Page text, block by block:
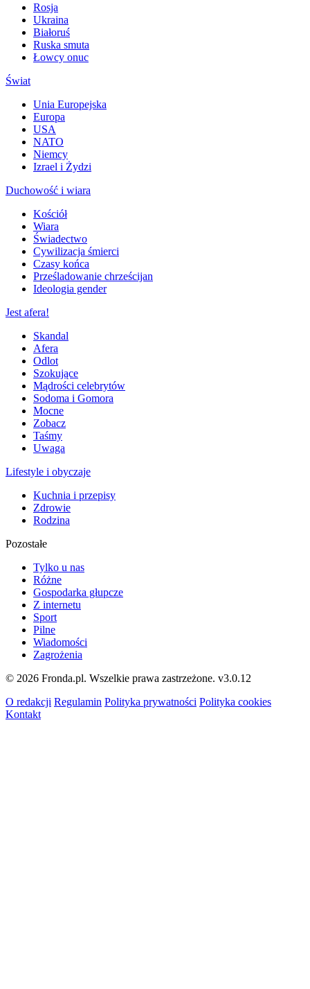
Rosja
Ukraina
Białoruś
Ruska smuta
Łowcy onuc
Świat
Unia Europejska
Europa
USA
NATO
Niemcy
Izrael i Żydzi
Duchowość i wiara
Kościół
Wiara
Świadectwo
Cywilizacja śmierci
Czasy końca
Prześladowanie chrześcijan
Ideologia gender
Jest afera!
Skandal
Afera
Odlot
Szokujące
Mądrości celebrytów
Sodoma i Gomora
Mocne
Zobacz
Taśmy
Uwaga
Lifestyle i obyczaje
Kuchnia i przepisy
Zdrowie
Rodzina
Pozostałe
Tylko u nas
Różne
Gospodarka głupcze
Z internetu
Sport
Pilne
Wiadomości
Zagrożenia
© 2026 Fronda.pl. Wszelkie prawa zastrzeżone. v3.0.12
O redakcji Regulamin Polityka prywatności Polityka cookies
Kontakt